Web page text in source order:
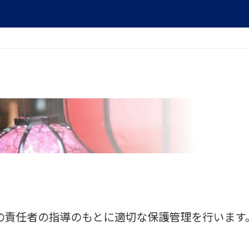
任者の指導のもとに適切な保護管理を行います。